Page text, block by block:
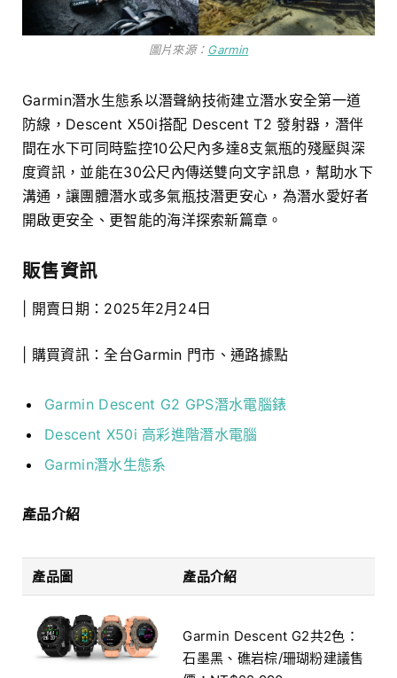
圖片來源： Garmin
Garmin潛水生態系以潛聲納技術建立潛水安全第一道
防線，Descent X50i搭配 Descent T2 發射器，潛伴
間在水下可同時監控10公尺內多達8支氣瓶的殘壓與深
度資訊，並能在30公尺內傳送雙向文字訊息，幫助水下
溝通，讓團體潛水或多氣瓶技潛更安心，為潛水愛好者
開啟更安全、更智能的海洋探索新篇章。
販售資訊
| 開賣日期：2025年2月24日
| 購買資訊：全台Garmin 門市、通路據點
Garmin Descent G2 GPS潛水電腦錶
Descent X50i 高彩進階潛水電腦
Garmin潛水生態系
產品介紹
產品圖 產品介紹
Garmin Descent G2共2色：
石墨黑、礁岩棕/珊瑚粉建議售